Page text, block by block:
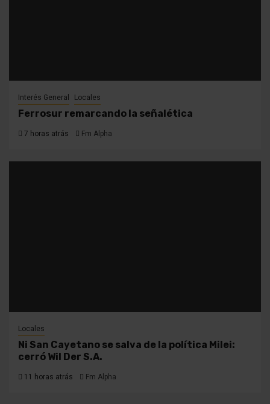
Interés General Locales
Ferrosur remarcando la señalética
7 horas atrás Fm Alpha
Locales
Ni San Cayetano se salva de la política Milei:
cerró Wil Der S.A.
11 horas atrás Fm Alpha